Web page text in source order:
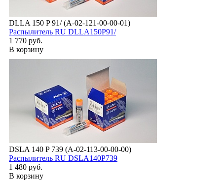
DLLA 150 P 91/ (А-02-121-00-00-01)
Распылитель RU DLLA150P91/
1 770 руб.
В корзину
DSLA 140 P 739 (А-02-113-00-00-00)
Распылитель RU DSLA140P739
1 480 руб.
В корзину